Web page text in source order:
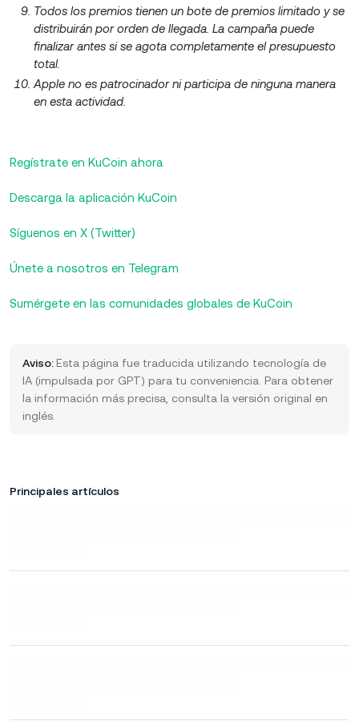
Todos los premios tienen un bote de premios limitado y se
distribuirán por orden de llegada. La campaña puede
finalizar antes si se agota completamente el presupuesto
total.
Apple no es patrocinador ni participa de ninguna manera
en esta actividad.
Regístrate en KuCoin ahora
Descarga la aplicación KuCoin
Síguenos en X (Twitter)
Únete a nosotros en Telegram
Sumérgete en las comunidades globales de KuCoin
Aviso: Esta página fue traducida utilizando tecnología de
IA (impulsada por GPT) para tu conveniencia. Para obtener
la información más precisa, consulta la versión original en
inglés.
Principales artículos